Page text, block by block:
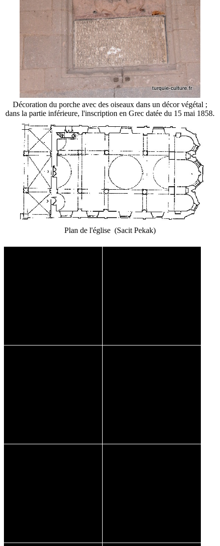
Décoration du porche avec des oiseaux dans un décor végétal ;
dans la partie inférieure, l'inscription en Grec datée du 15 mai 1858.
Plan de l'église (Sacit Pekak)